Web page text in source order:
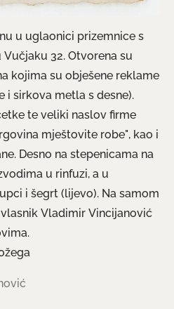
u uglaonici prizemnice s
32. Otvorena su
kojima su obješene reklame
i sirkova metla s desne).
te veliki naslov firme
mještovite robe", kao i
Desno na stepenicama na
u rinfuzi, a u
i šegrt (lijevo). Na samom
Vladimir Vincijanović